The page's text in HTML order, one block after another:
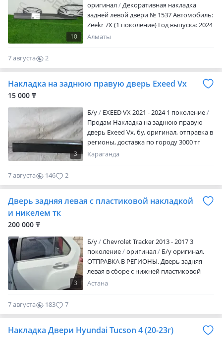
10
оригинал
Декоративная накладка
задней левой двери № 1537 Автомобиль:
Zeekr 7X (1 поколение) Год выпуска: 2024
2026 Артикул: 1537 Оригинальный
декоративная накладка задней левой
двери для Zeekr 7X. Полностью новая
штатное место без доработок. Подходит
для восстановления кузова после
повреждений или замены
повреждённого элемента. Перед
отправкой тщательно проверяем
Гарантия 14 дней на кузовные элементы.
Доставка: Казахстан Россия Кыргызстан
стоимость и совместимость с
автомобилем по VIN. Car Parts Expert —
оригинальные автозапчасти для Zeekr,
LiXiang, Mercedes-Benz, BMW, Toyota,
GMC, Cadillac и других премиальных
Алматы
7 августа
2
0
Накладка на заднюю правую дверь Exeed Vx
15 000 ₸
3
Б/y
EXEED VX 2021 - 2024 1 поколение
Продам Накладка на заднюю правую
дверь Exeed Vx, бу, оригинал, отправка в
регионы, доставка по городу 3000 тг
Караганда
7 августа 146 2
Дверь задняя левая с пластиковой накладкой
и никелем тк
200 000 ₸
3
Б/y
Chevrolet Tracker 2013 - 2017 3
поколение
оригинал
Б/у оригинал.
ОТПРАВКА В РЕГИОНЫ. Дверь задняя
левая в сборе с нижней пластиковой
накладкой, уплотнителем, и
Астана
7 августа 183 7
Накладка Двери Hyundai Tucson 4 (20-23г)